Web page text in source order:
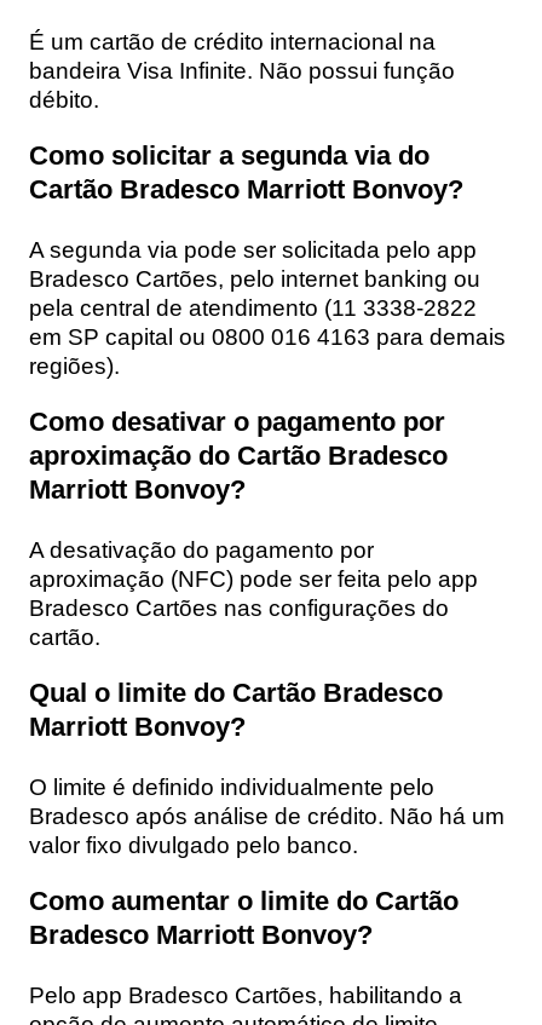
É um cartão de crédito internacional na
bandeira Visa Infinite. Não possui função
débito.
Como solicitar a segunda via do
Cartão Bradesco Marriott Bonvoy?
A segunda via pode ser solicitada pelo app
Bradesco Cartões, pelo internet banking ou
pela central de atendimento (11 3338-2822
em SP capital ou 0800 016 4163 para demais
regiões).
Como desativar o pagamento por
aproximação do Cartão Bradesco
Marriott Bonvoy?
A desativação do pagamento por
aproximação (NFC) pode ser feita pelo app
Bradesco Cartões nas configurações do
cartão.
Qual o limite do Cartão Bradesco
Marriott Bonvoy?
O limite é definido individualmente pelo
Bradesco após análise de crédito. Não há um
valor fixo divulgado pelo banco.
Como aumentar o limite do Cartão
Bradesco Marriott Bonvoy?
Pelo app Bradesco Cartões, habilitando a